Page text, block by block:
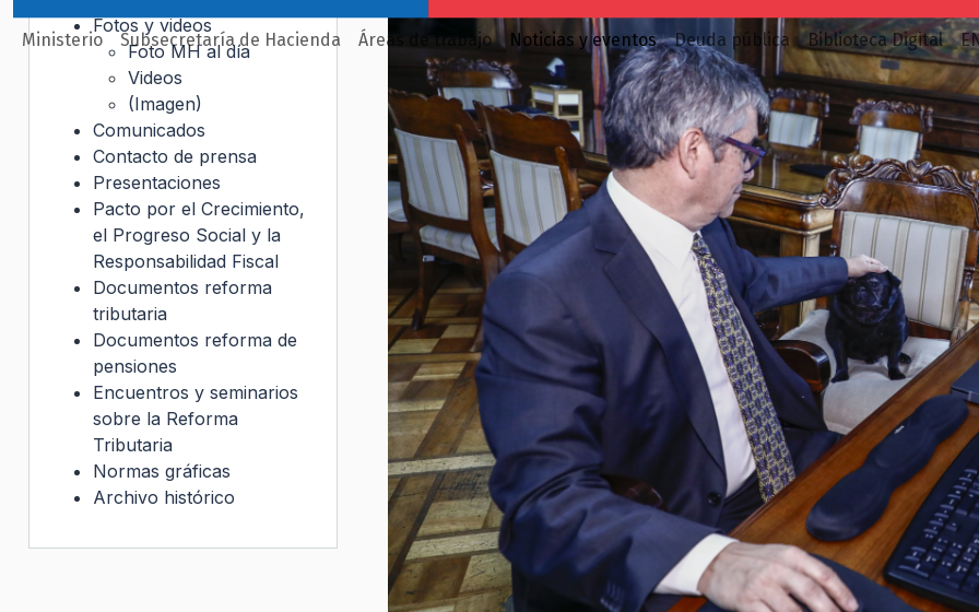
Ministerio Subsecretaría de Hacienda Áreas de trabajo Noticias y eventos Deuda pública Biblioteca Digital
Fotos y videos
Foto MH al día
Videos
(Imagen)
Comunicados
Contacto de prensa
Presentaciones
Pacto por el Crecimiento,
el Progreso Social y la
Responsabilidad Fiscal
Documentos reforma
tributaria
Documentos reforma de
pensiones
Encuentros y seminarios
sobre la Reforma
Tributaria
Normas gráficas
Archivo histórico